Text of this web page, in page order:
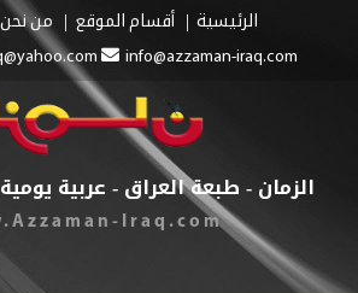
أقسام الموقع من نحن
اتصل بنا
azzaman_iraq@yahoo.com
العراق - عربية يومية دولية مستقلة
www.Azzaman-